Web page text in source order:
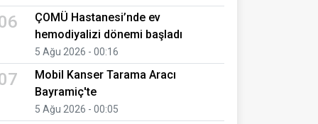
ÇOMÜ Hastanesi’nde ev
hemodiyalizi dönemi başladı
5 Ağu 2026 - 00:16
Mobil Kanser Tarama Aracı
Bayramiç'te
5 Ağu 2026 - 00:05